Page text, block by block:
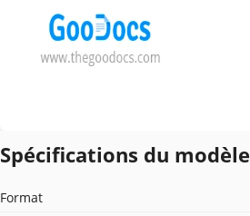
Spécifications du modèle
Format